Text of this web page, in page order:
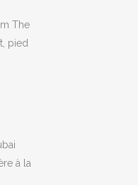
The
pied
à la